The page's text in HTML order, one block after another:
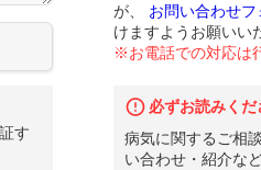
す
が、
お問い合わせフ
けますようお願いい
※お電話での対応は
必ずお読みくだ
病気に関するご相
い合わせ・紹介な